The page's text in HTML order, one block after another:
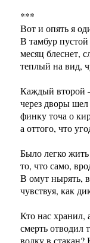
***
Вот и опять я
В тамбур
месяц блеснет,
теплый на вид,
Каждый второй
через дворы шел
финку точа о
а оттого, что
Было легко жить
то, что само,
В омут нырять,
чувствуя, как
Кто нас хранил,
смерть отводил
водку в